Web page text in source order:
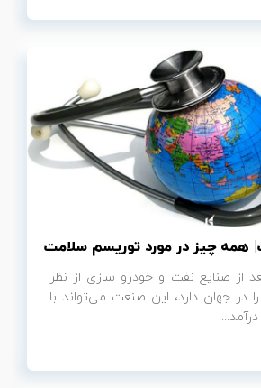
همه چیز در مورد توریسم سلامت
از صنایع نفت و خودرو سازی از نظر
در جهان دارد،‌ این صنعت می‌تواند با